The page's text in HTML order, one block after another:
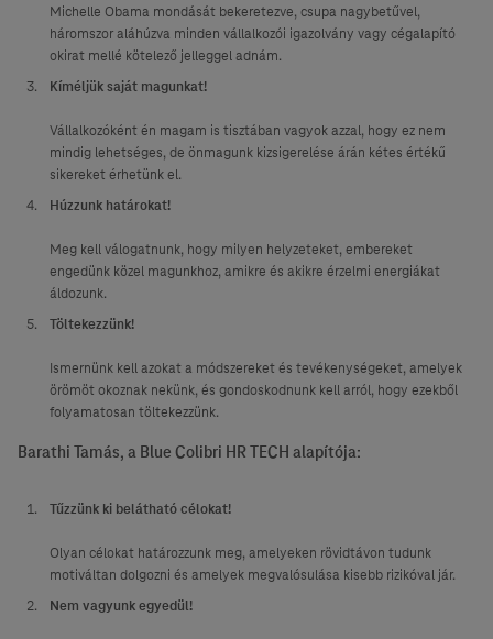
Michelle Obama mondását bekeretezve, csupa nagybetűvel,
háromszor aláhúzva minden vállalkozói igazolvány vagy cégalapító
okirat mellé kötelező jelleggel adnám.
Kíméljük saját magunkat!
Vállalkozóként én magam is tisztában vagyok azzal, hogy ez nem
mindig lehetséges, de önmagunk kizsigerelése árán kétes értékű
sikereket érhetünk el.
Húzzunk határokat!
Meg kell válogatnunk, hogy milyen helyzeteket, embereket
engedünk közel magunkhoz, amikre és akikre érzelmi energiákat
áldozunk.
Töltekezzünk!
Ismernünk kell azokat a módszereket és tevékenységeket, amelyek
örömöt okoznak nekünk, és gondoskodnunk kell arról, hogy ezekből
folyamatosan töltekezzünk.
Barathi Tamás, a Blue Colibri HR TECH alapítója:
Tűzzünk ki belátható célokat!
Olyan célokat határozzunk meg, amelyeken rövidtávon tudunk
motiváltan dolgozni és amelyek megvalósulása kisebb rizikóval jár.
Nem vagyunk egyedül!